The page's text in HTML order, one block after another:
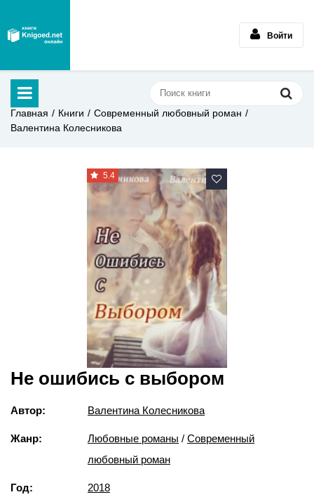
Войти
Главная Книги
Современный любовный роман
Валентина Колесникова
5.4
Не ошибись с выбором
Автор: Валентина Колесникова
Жанр: Любовные романы / Современный
любовный роман
Год: 2018